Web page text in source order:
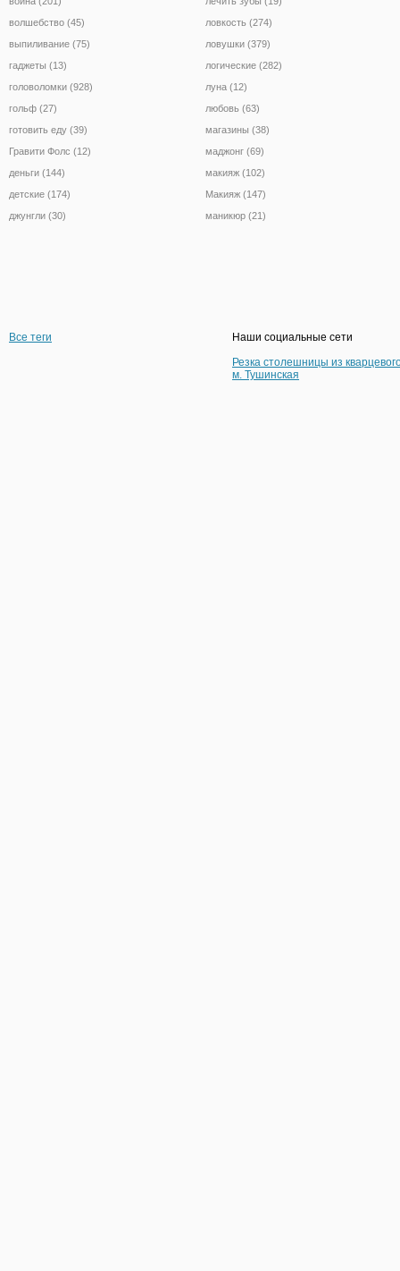
волшебство (45)
выпиливание (75)
гаджеты (13)
головоломки (928)
гольф (27)
готовить еду (39)
Гравити Фолс (12)
деньги (144)
детские (174)
джунгли (30)
ловкость (274)
ловушки (379)
логические (282)
луна (12)
любовь (63)
магазины (38)
маджонг (69)
макияж (102)
Макияж (147)
маникюр (21)
Все теги
Наши социальные сети
Резка столешницы из
м. Тушинская